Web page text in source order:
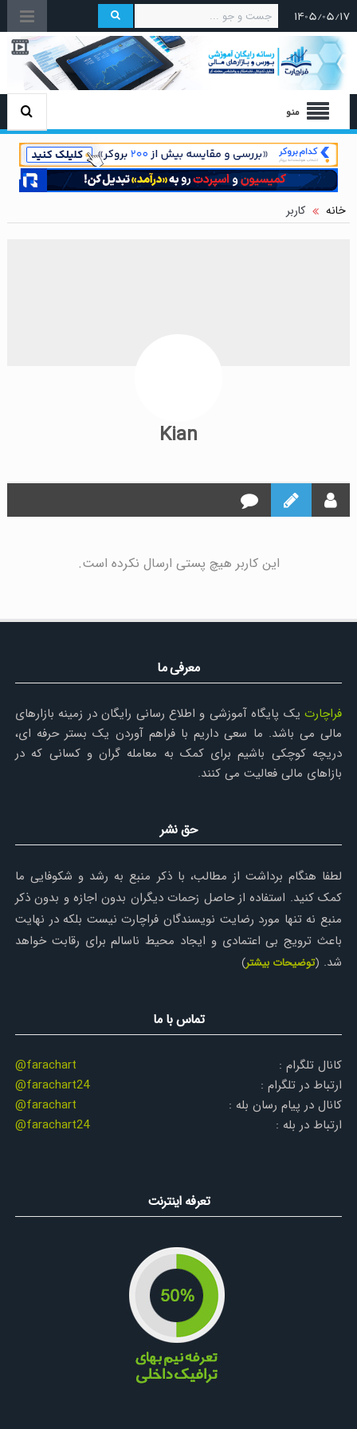
۱۴۰۵/۰۵/۱۷
منو
خانه کاربر
Kian
این کاربر هیچ پستی ارسال نکرده است.
معرفی ما
فراچارتیک پایگاه آموزشی و اطلاع رسانی رایگان در زمینه بازارهای
مالی می باشد. ما سعی داریم با فراهم آوردن یک بستر حرفه ای،
دریچه کوچکی باشیم برای کمک به معامله گران و کسانی که در
بازاهای مالی فعالیت می کنند.
حق نشر
لطفا هنگام برداشت از مطالب، با ذکر منبع به رشد و شکوفایی ما
کمک کنید. استفاده از حاصل زحمات دیگران بدون اجازه و بدون ذکر
منبع نه تنها مورد رضایت نویسندگان فراچارت نیست بلکه در نهایت
باعث ترویج بی اعتمادی و ایجاد محیط ناسالم برای رقابت خواهد
شد. (توضیحات بیشتر)
تماس با ما
کانال تلگرام :
@farachart
ارتباط در تلگرام :
@farachart24
کانال در پیام رسان بله :
@farachart
ارتباط در بله :
@farachart24
تعرفه اینترنت